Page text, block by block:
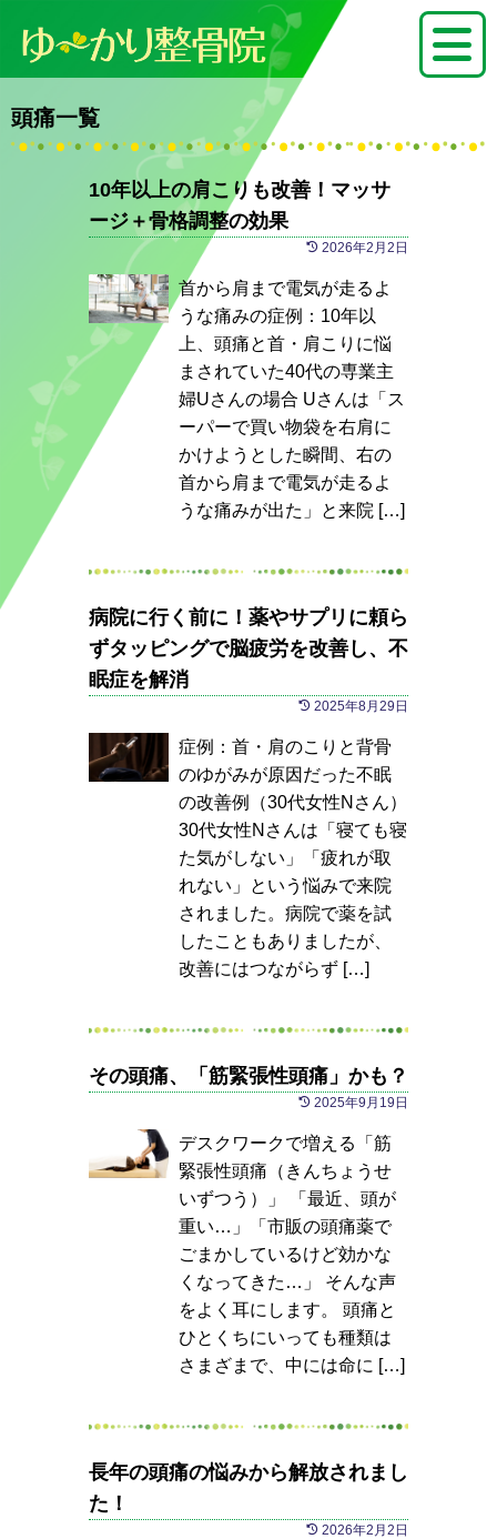
頭痛一覧
10年以上の肩こりも改善！マッサ
ージ＋骨格調整の効果
2026年2月2日
首から肩まで電気が走るよ
うな痛みの症例：10年以
上、頭痛と首・肩こりに悩
まされていた40代の専業主
婦Uさんの場合 Uさんは「ス
ーパーで買い物袋を右肩に
かけようとした瞬間、右の
首から肩まで電気が走るよ
うな痛みが出た」と来院 […]
病院に行く前に！薬やサプリに頼ら
ずタッピングで脳疲労を改善し、不
眠症を解消
2025年8月29日
症例：首・肩のこりと背骨
のゆがみが原因だった不眠
の改善例（30代女性Nさん）
30代女性Nさんは「寝ても寝
た気がしない」「疲れが取
れない」という悩みで来院
されました。病院で薬を試
したこともありましたが、
改善にはつながらず […]
その頭痛、「筋緊張性頭痛」かも？
2025年9月19日
デスクワークで増える「筋
緊張性頭痛（きんちょうせ
いずつう）」 「最近、頭が
重い…」「市販の頭痛薬で
ごまかしているけど効かな
くなってきた…」 そんな声
をよく耳にします。 頭痛と
ひとくちにいっても種類は
さまざまで、中には命に […]
長年の頭痛の悩みから解放されまし
た！
2026年2月2日